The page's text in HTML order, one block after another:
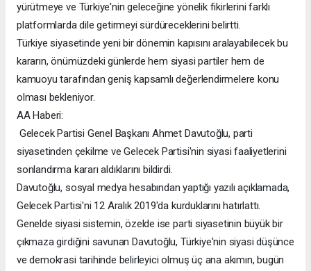
yürütmeye ve Türkiye'nin geleceğine yönelik fikirlerini farklı
platformlarda dile getirmeyi sürdüreceklerini belirtti.
Türkiye siyasetinde yeni bir dönemin kapısını aralayabilecek bu
kararın, önümüzdeki günlerde hem siyasi partiler hem de
kamuoyu tarafından geniş kapsamlı değerlendirmelere konu
olması bekleniyor.
AA Haberi:
Gelecek Partisi Genel Başkanı Ahmet Davutoğlu, parti
siyasetinden çekilme ve Gelecek Partisi'nin siyasi faaliyetlerini
sonlandırma kararı aldıklarını bildirdi.
Davutoğlu, sosyal medya hesabından yaptığı yazılı açıklamada,
Gelecek Partisi'ni 12 Aralık 2019'da kurduklarını hatırlattı.
Genelde siyasi sistemin, özelde ise parti siyasetinin büyük bir
çıkmaza girdiğini savunan Davutoğlu, Türkiye'nin siyasi düşünce
ve demokrasi tarihinde belirleyici olmuş üç ana akımın, bugün